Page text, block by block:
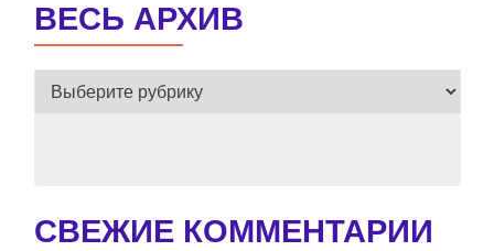
ВЕСЬ АРХИВ
ВЕСЬ
СВЕЖИЕ КОММЕНТАРИИ